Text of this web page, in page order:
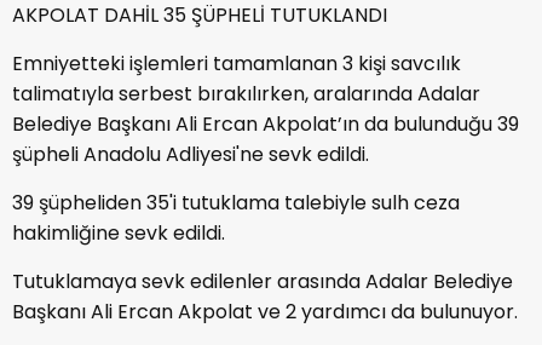
AKPOLAT DAHİL 35 ŞÜPHELİ TUTUKLANDI
Emniyetteki işlemleri tamamlanan 3 kişi savcılık
talimatıyla serbest bırakılırken, aralarında Adalar
Belediye Başkanı Ali Ercan Akpolat’ın da bulunduğu 39
şüpheli Anadolu Adliyesi'ne sevk edildi.
39 şüpheliden 35'i tutuklama talebiyle sulh ceza
hakimliğine sevk edildi.
Tutuklamaya sevk edilenler arasında Adalar Belediye
Başkanı Ali Ercan Akpolat ve 2 yardımcı da bulunuyor.